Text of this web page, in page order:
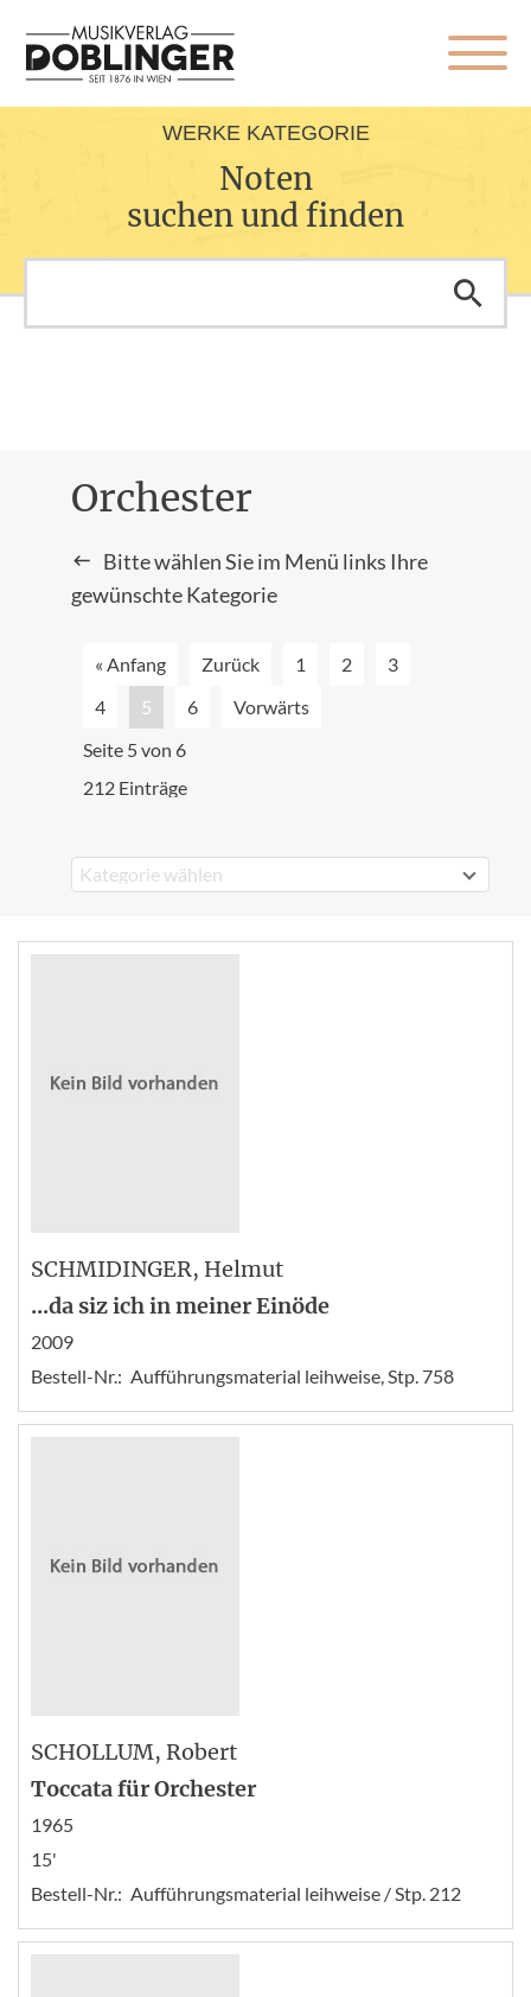
WERKE KATEGORIE
Noten
suchen und finden
Orchester
Bitte wählen Sie im Menü links Ihre
gewünschte Kategorie
« Anfang Zurück 1 2
3
4
5 6
Vorwärts
Seite 5 von 6
212 Einträge
Kategorie wählen
SCHMIDINGER, Helmut
...da siz ich in meiner Einöde
2009
Bestell-Nr.: Aufführungsmaterial leihweise, Stp. 758
SCHOLLUM, Robert
Toccata für Orchester
1965
15'
Bestell-Nr.: Aufführungsmaterial leihweise / Stp. 212